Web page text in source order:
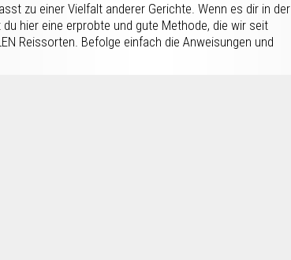
zu einer Vielfalt anderer Gerichte. Wenn es dir in der
hier eine erprobte und gute Methode, die wir seit
Reissorten. Befolge einfach die Anweisungen und